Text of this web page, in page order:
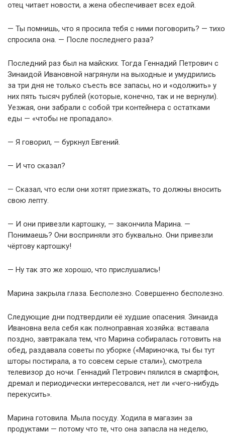
отец читает новости, а жена обеспечивает всех едой.
— Ты помнишь, что я просила тебя с ними поговорить? — тихо
спросила она. — После последнего раза?
Последний раз был на майских. Тогда Геннадий Петрович с
Зинаидой Ивановной нагрянули на выходные и умудрились
за три дня не только съесть все запасы, но и «одолжить» у
них пять тысяч рублей (которые, конечно, так и не вернули).
Уезжая, они забрали с собой три контейнера с остатками
еды — «чтобы не пропадало».
— Я говорил, — буркнул Евгений.
— И что сказал?
— Сказал, что если они хотят приезжать, то должны вносить
свою лепту.
— И они привезли картошку, — закончила Марина. —
Понимаешь? Они восприняли это буквально. Они привезли
чёртову картошку!
— Ну так это же хорошо, что прислушались!
Марина закрыла глаза. Бесполезно. Совершенно бесполезно.
Следующие дни подтвердили её худшие опасения. Зинаида
Ивановна вела себя как полноправная хозяйка: вставала
поздно, завтракала тем, что Марина собиралась готовить на
обед, раздавала советы по уборке («Мариночка, ты бы тут
шторы постирала, а то совсем серые стали»), смотрела
телевизор до ночи. Геннадий Петрович пялился в смартфон,
дремал и периодически интересовался, нет ли «чего-нибудь
перекусить».
Марина готовила. Мыла посуду. Ходила в магазин за
продуктами — потому что те, что она запасла на неделю,